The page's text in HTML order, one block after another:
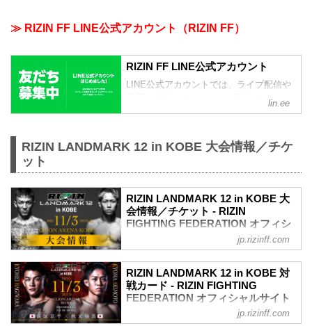
≫ RIZIN FF LINE公式アカウント（RIZIN FF）
RIZIN FF LINE公式アカウント
LINE公式アカウントでは、ライブ配信や
重要な情報のみメッセージ配信でお知ら
lin.ee
RIZIN LANDMARK 12 in KOBE 大会情報／チケ
ット
RIZIN LANDMARK 12 in KOBE 大
会情報／チケット - RIZIN
FIGHTING FEDERATION オフィシ
開催日時
2025年11月3日（月・祝）11:00開場（予
定）／13:00開始（予定）
フィシャルサイトにてご案内します。
jp.rizinff.com
RIZIN LANDMARK 12 in KOBE 対
戦カード - RIZIN FIGHTING
FEDERATION オフィシャルサイト
jp.rizinff.com